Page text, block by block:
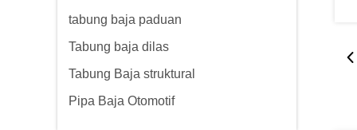
tabung baja paduan
Tabung baja dilas
Tabung Baja struktural
Pipa Baja Otomotif